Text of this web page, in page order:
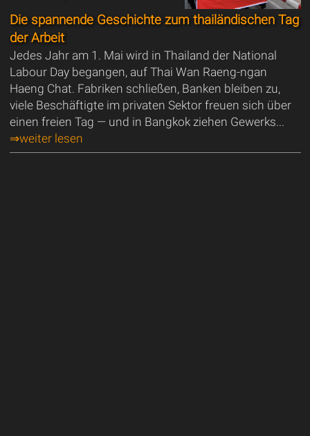
Die spannende Geschichte zum thailändischen Tag
der Arbeit
Jedes Jahr am 1. Mai wird in Thailand der National
Labour Day begangen, auf Thai Wan Raeng-ngan
Haeng Chat. Fabriken schließen, Banken bleiben zu,
viele Beschäftigte im privaten Sektor freuen sich über
einen freien Tag — und in Bangkok ziehen Gewerks...
⇒weiter lesen